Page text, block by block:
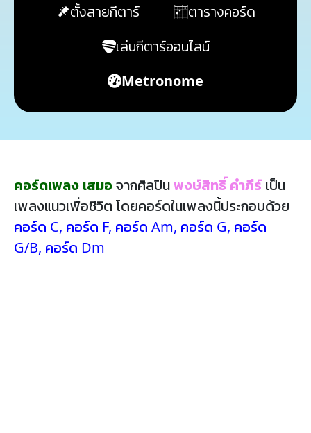
ตั้งสายกีตาร์
ตารางคอร์ด
เล่นกีตาร์ออนไลน์
Metronome
คอร์ดเพลง เสมอจากศิลปินพงษ์สิทธิ์ คำภีร์ เป็น
เพลงแนวเพื่อชีวิต โดยคอร์ดในเพลงนี้ประกอบด้วย
คอร์ด C, คอร์ด F, คอร์ด Am, คอร์ด G, คอร์ด
G/B, คอร์ด Dm